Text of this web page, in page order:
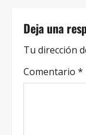
Deja una
Tu dirección
Comentario *